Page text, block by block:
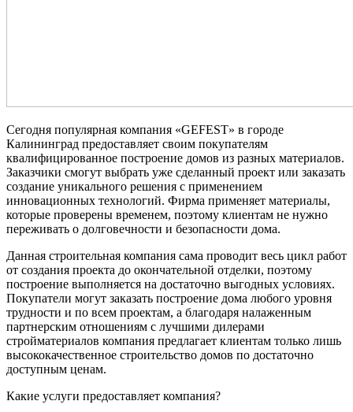
Сегодня популярная компания «GEFEST» в городе
Калининград предоставляет своим покупателям
квалифицированное построение домов из разных материалов.
Заказчики смогут выбрать уже сделанный проект или заказать
создание уникального решения с применением
инновационных технологий. Фирма применяет материалы,
которые проверены временем, поэтому клиентам не нужно
переживать о долговечности и безопасности дома.
Данная строительная компания сама проводит весь цикл работ
от создания проекта до окончательной отделки, поэтому
построение выполняется на достаточно выгодных условиях.
Покупатели могут заказать построение дома любого уровня
трудности и по всем проектам, а благодаря налаженным
партнерским отношениям с лучшими дилерами
стройматериалов компания предлагает клиентам только лишь
высококачественное строительство домов по достаточно
доступным ценам.
Какие услуги предоставляет компания?